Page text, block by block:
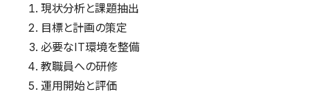
現状分析と課題抽出
目標と計画の策定
必要なIT環境を整備
教職員への研修
運用開始と評価